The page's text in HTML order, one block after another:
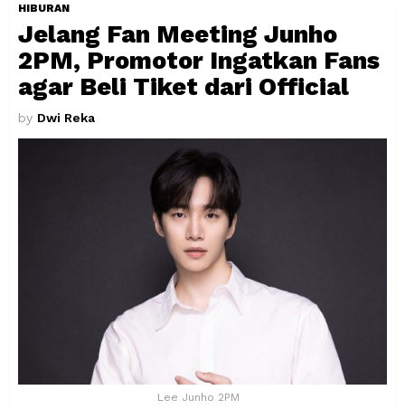
HIBURAN
Jelang Fan Meeting Junho
2PM, Promotor Ingatkan Fans
agar Beli Tiket dari Official
by Dwi Reka
Lee Junho 2PM